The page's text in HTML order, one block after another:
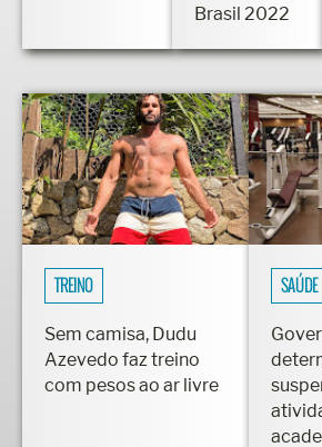
Brasil 2022
TREINO
Sem camisa, Dudu
Azevedo faz treino
com pesos ao ar livre
SAÚDE